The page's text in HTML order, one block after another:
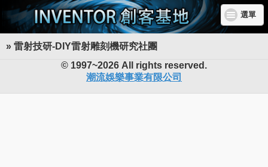
選單
» 雷射技研-DIY雷射雕刻機研究社團
INVENTOR 創客基地
© 1997~2026 All rights reserved.
潮流娛樂事業有限公司